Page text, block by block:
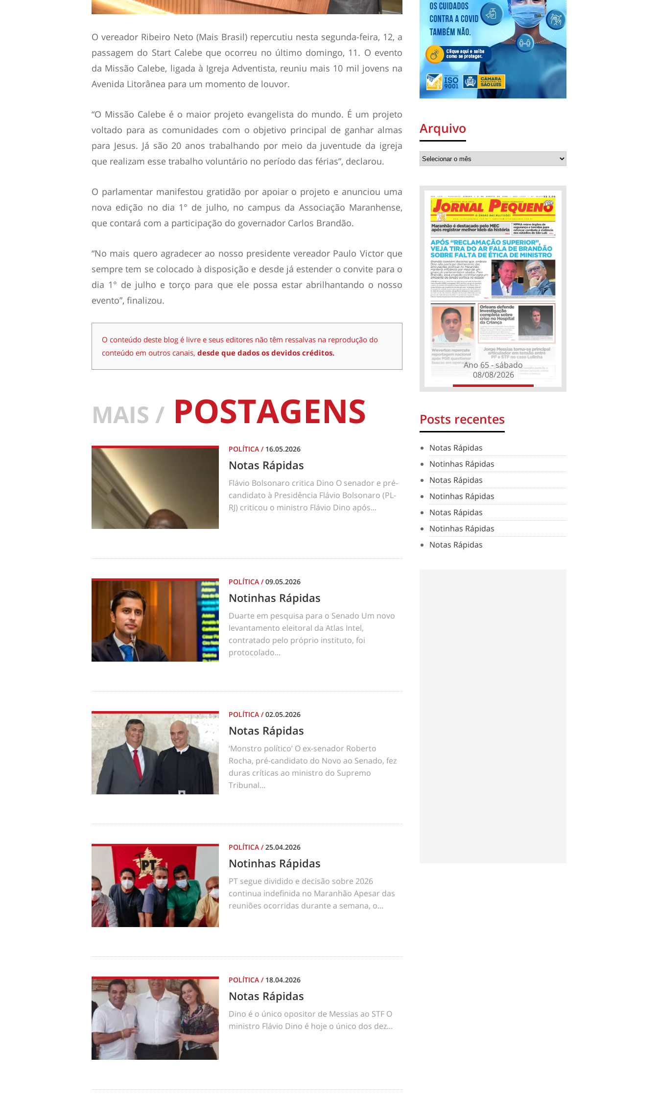
O vereador Ribeiro Neto (Mais Brasil) repercutiu nesta segunda-feira, 12, a
passagem do Start Calebe que ocorreu no último domingo, 11. O evento
da Missão Calebe, ligada à Igreja Adventista, reuniu mais 10 mil jovens na
Avenida Litorânea para um momento de louvor.
“O Missão Calebe é o maior projeto evangelista do mundo. É um projeto
voltado para as comunidades com o objetivo principal de ganhar almas
para Jesus. Já são 20 anos trabalhando por meio da juventude da igreja
que realizam esse trabalho voluntário no período das férias”, declarou.
O parlamentar manifestou gratidão por apoiar o projeto e anunciou uma
nova edição no dia 1° de julho, no campus da Associação Maranhense,
que contará com a participação do governador Carlos Brandão.
“No mais quero agradecer ao nosso presidente vereador Paulo Victor que
sempre tem se colocado à disposição e desde já estender o convite para o
dia 1° de julho e torço para que ele possa estar abrilhantando o nosso
evento”, finalizou.
O conteúdo deste blog é livre e seus editores não têm ressalvas na reprodução do
conteúdo em outros canais, desde que dados os devidos créditos.
MAIS / POSTAGENS
POLÍTICA / 16.05.2026
Notas Rápidas
Flávio Bolsonaro critica Dino O senador e pré-
candidato à Presidência Flávio Bolsonaro (PL-
RJ) criticou o ministro Flávio Dino após...
POLÍTICA /09.05.2026
Notinhas Rápidas
Duarte em pesquisa para o Senado Um novo
levantamento eleitoral da Atlas Intel,
contratado pelo próprio instituto, foi
protocolado...
POLÍTICA /02.05.2026
Notas Rápidas
‘Monstro político’ O ex-senador Roberto
Rocha, pré-candidato do Novo ao Senado, fez
duras críticas ao ministro do Supremo
Tribunal...
POLÍTICA /25.04.2026
Notinhas Rápidas
PT segue dividido e decisão sobre 2026
continua indefinida no Maranhão Apesar das
reuniões ocorridas durante a semana, o...
POLÍTICA / 18.04.2026
Notas Rápidas
Dino é o único opositor de Messias ao STF O
ministro Flávio Dino é hoje o único dos dez...
Arquivo
Ano 65 - sábado
08/08/2026
Posts recentes
Notas Rápidas
Notinhas Rápidas
Notas Rápidas
Notinhas Rápidas
Notas Rápidas
Notinhas Rápidas
Notas Rápidas